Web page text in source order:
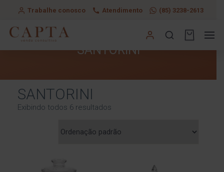
Trabalhe conosco Atendimento (85) 3238-2613
SANTORINI
SANTORINI
Exibindo todos 6 resultados